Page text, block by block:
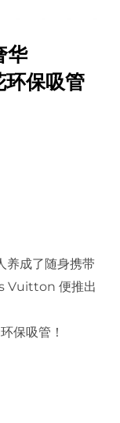
华
环保吸管
养成了随身携带
Vuitton 便推出
保吸管！